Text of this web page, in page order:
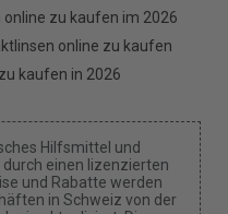
online zu kaufen im 2026
online zu kaufen
kaufen in 2026
Hilfsmittel und
einen lizenzierten
und Rabatte werden
in Schweiz von der